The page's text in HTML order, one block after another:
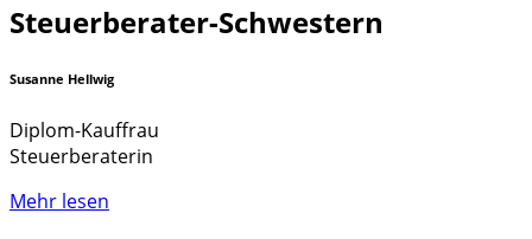
Steuerberater-Schwestern
Susanne Hellwig
Diplom-Kauffrau
Steuerberaterin
Mehr lesen